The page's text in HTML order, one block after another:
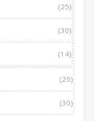
(25)
(30)
(14)
(25)
(30)